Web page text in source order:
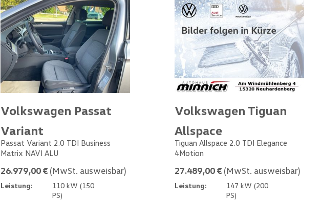
Volkswagen Passat
Variant
Passat Variant 2.0 TDI Business
Matrix NAVI ALU
26.979,00 € (MwSt. ausweisbar)
Leistung:
110 kW (150
PS)
Volkswagen Tiguan
Allspace
Tiguan Allspace 2.0 TDI Elegance
4Motion
27.489,00 € (MwSt. ausweisbar)
Leistung:
147 kW (200
PS)